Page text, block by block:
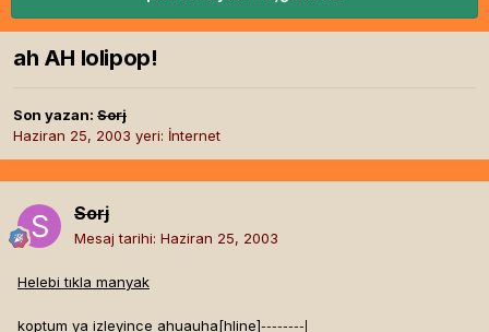
ah AH lolipop!
Son yazan: Sorj
Haziran 25, 2003 yeri: İnternet
Sorj
Mesaj tarihi: Haziran 25, 2003
Helebi tıkla manyak
koptum ya izleyince ahuauha[hline]--------|